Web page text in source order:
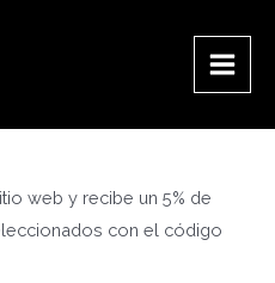
Main
web y recibe un 5% de
con el código